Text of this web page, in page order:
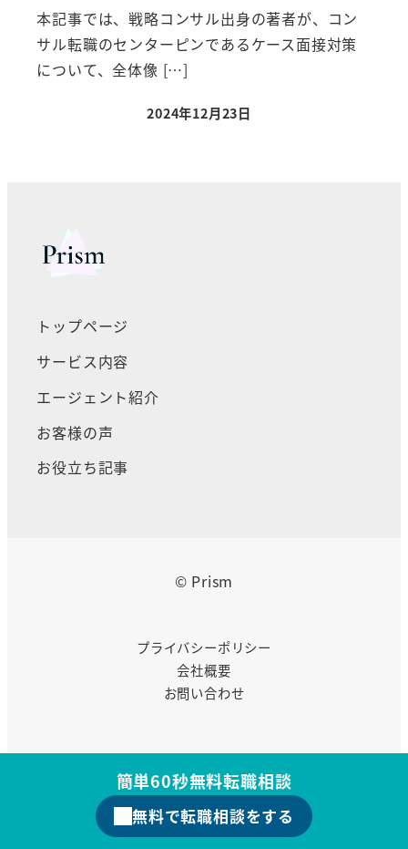
簡単60秒無料転職相談
無料で転職相談をする
本記事では、戦略コンサル出身の著者が、コン
サル転職のセンターピンであるケース面接対策
について、全体像 […]
2024年12月23日
トップページ
サービス内容
エージェント紹介
お客様の声
お役立ち記事
© Prism
プライバシーポリシー
会社概要
お問い合わせ